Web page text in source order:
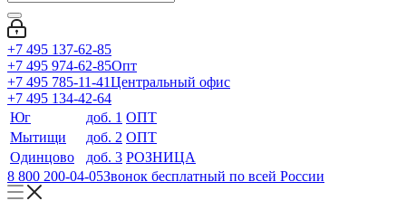
+7 495 137-62-85
+7 495 974-62-85Опт
+7 495 785-11-41Центральный офис
+7 495 134-42-64
Юг
доб. 1 ОПТ
Мытищи
доб. 2 ОПТ
Одинцово
доб. 3 РОЗНИЦА
8 800 200-04-05Звонок бесплатный по всей России